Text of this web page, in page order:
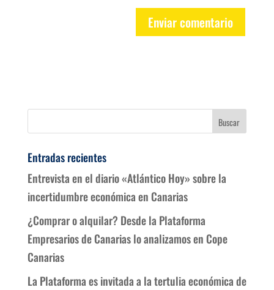
Entradas recientes
Entrevista en el diario «Atlántico Hoy» sobre la
incertidumbre económica en Canarias
¿Comprar o alquilar? Desde la Plataforma
Empresarios de Canarias lo analizamos en Cope
Canarias
La Plataforma es invitada a la tertulia económica de